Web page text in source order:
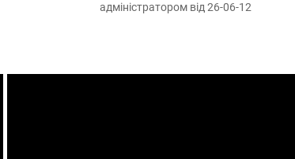
адміністратором від 26-06-12